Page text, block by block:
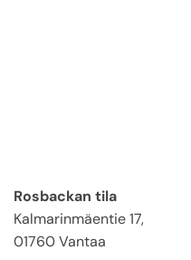
Rosbackan tila
Kalmarinmäentie 17,
01760 Vantaa